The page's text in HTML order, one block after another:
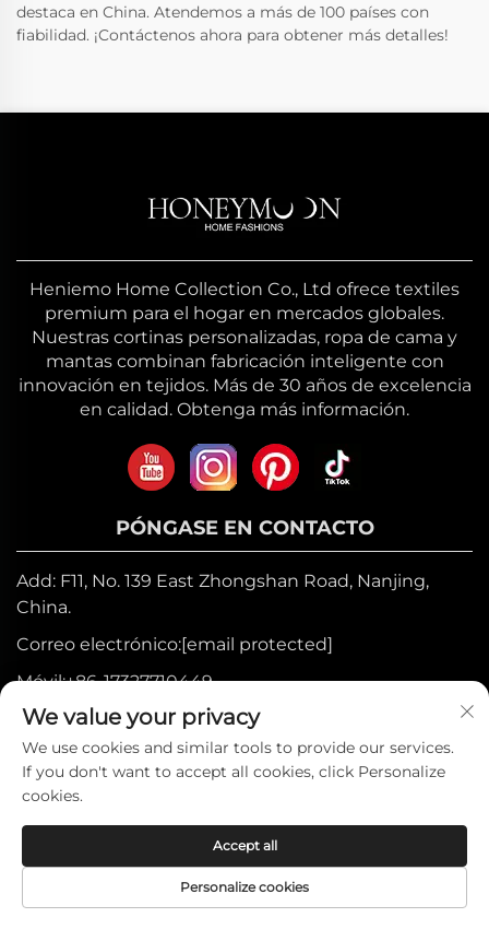
destaca en China. Atendemos a más de 100 países con
fiabilidad. ¡Contáctenos ahora para obtener más detalles!
Heniemo Home Collection Co., Ltd ofrece textiles
premium para el hogar en mercados globales.
Nuestras cortinas personalizadas, ropa de cama y
mantas combinan fabricación inteligente con
innovación en tejidos. Más de 30 años de excelencia
en calidad. Obtenga más información.
PÓNGASE EN CONTACTO
Add: F11, No. 139 East Zhongshan Road, Nanjing,
China.
Correo electrónico:[email protected]
Móvil:+86-17327710449
Tel:+86-025-84573776
Derechos de autor © 2025 por Heniemo
Home Collection Co., Ltd. — Política de
privacidad
We value your privacy
We use cookies and similar tools to provide our services.
If you don't want to accept all cookies, click Personalize
cookies.
Personalize cookies
Accept all